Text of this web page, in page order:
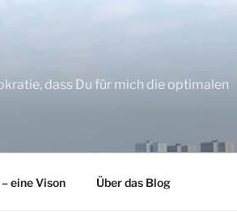
dass Du für mich die optimalen
eine Vison Über das Blog